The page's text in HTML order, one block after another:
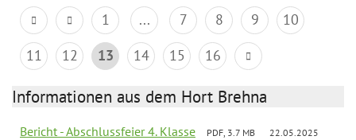
1 ... 7 8 9
10
11
12 13 14 15 16
Informationen aus dem Hort Brehna
Bericht - Abschlussfeier 4. Klasse PDF, 3.7 MB 22.05.2025